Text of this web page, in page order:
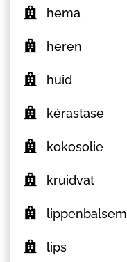
hema
heren
huid
kérastase
kokosolie
kruidvat
lippenbalsem
lips